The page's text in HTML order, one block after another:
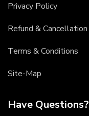
Privacy Policy
Refund & Cancellation
Terms & Conditions
Site-Map
Have Questions?